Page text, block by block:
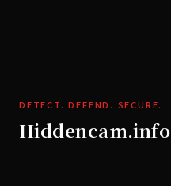
DETECT. DEFEND. SECURE.
Hiddencam.info